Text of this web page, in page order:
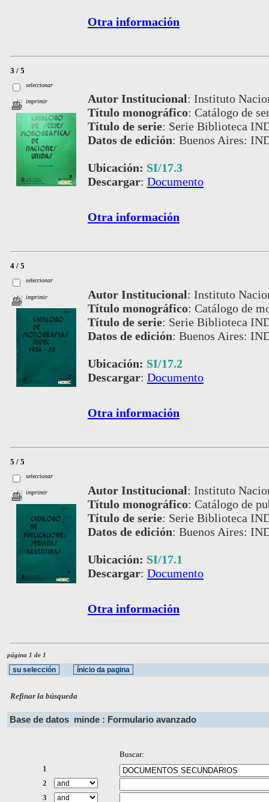
Otra información
3 / 5
seleccionar
imprimir Autor Institucional: Instituto
Título monográfico: Catálogo de
Título de serie: Serie Biblioteca
Datos de edición: Buenos Aires:
Ubicación: SI/17.3
Descargar: Documento
Otra información
4 / 5
seleccionar
imprimir Autor Institucional: Instituto
Título monográfico: Catálogo de
Título de serie: Serie Biblioteca
Datos de edición: Buenos Aires:
Ubicación: SI/17.2
Descargar: Documento
Otra información
5 / 5
seleccionar
imprimir Autor Institucional: Instituto
Título monográfico: Catálogo de
Título de serie: Serie Biblioteca
Datos de edición: Buenos Aires:
Ubicación: SI/17.1
Descargar: Documento
Otra información
página 1 de 1
Refinar la búsqueda
Base de datos minde : Formulario avanzado
Buscar:
1
2
3